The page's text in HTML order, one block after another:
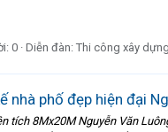
0 Diễn đàn: Thi công xây dựng
nhà phố đẹp hiện đại
tích 8Mx20M Nguyễn Văn